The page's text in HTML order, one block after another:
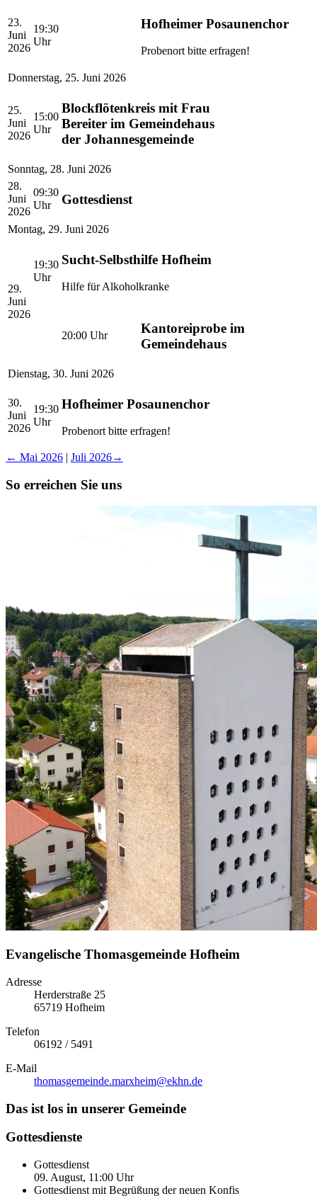
23.
Juni
2026
19:30
Uhr
Hofheimer Posaunenchor
Probenort bitte erfragen!
Donnerstag, 25. Juni 2026
25.
Juni
2026
15:00
Uhr
Blockflötenkreis mit Frau
Bereiter im Gemeindehaus
der Johannesgemeinde
Sonntag, 28. Juni 2026
28.
Juni
2026
09:30
Uhr
Gottesdienst
Montag, 29. Juni 2026
29.
Juni
2026
19:30
Uhr
Sucht-Selbsthilfe Hofheim
Hilfe für Alkoholkranke
20:00 Uhr
Kantoreiprobe im
Gemeindehaus
Dienstag, 30. Juni 2026
30.
Juni
2026
19:30
Uhr
Hofheimer Posaunenchor
Probenort bitte erfragen!
← Mai 2026 | Juli 2026→
So erreichen Sie uns
Evangelische Thomasgemein­de Hofheim
Adresse
Herderstraße 25
65719 Hofheim
Telefon
06192 / 5491
E-Mail
thomasgemeinde.marxheim­@ekhn.de
Das ist los in unserer Gemeinde
Gottesdienste
Gottesdienst
09. August, 11:00 Uhr
Gottesdienst mit Begrüßung der neuen Konfis